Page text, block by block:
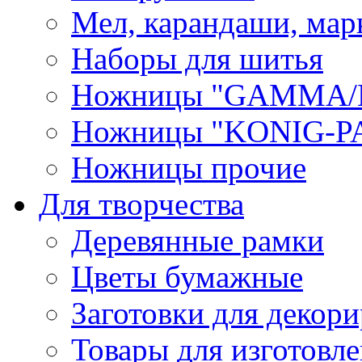
Мел, карандаши,
Наборы для шитья
Ножницы "GAMMA/
Ножницы "KONIG-
Ножницы прочие
Для творчества
Деревянные рамки
Цветы бумажные
Заготовки для
Товары для